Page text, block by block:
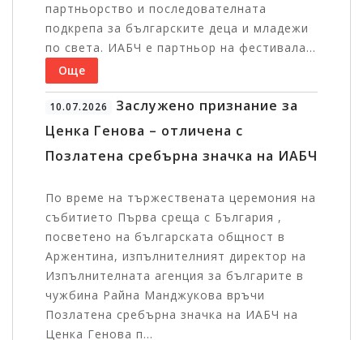
партньорство и последователната
подкрепа за българските деца и младежи
по света. ИАБЧ е партньор на фестивала...
Още
10.07.2026
Заслужено признание за
Ценка Генова – отличена с
Позлатена сребърна значка на ИАБЧ
По време на тържествената церемония на
събитието Първа среща с България ,
посветено на българската общност в
Аржентина, изпълнителният директор на
Изпълнителната агенция за българите в
чужбина Райна Манджукова връчи
Позлатена сребърна значка на ИАБЧ на
Ценка Генова п...